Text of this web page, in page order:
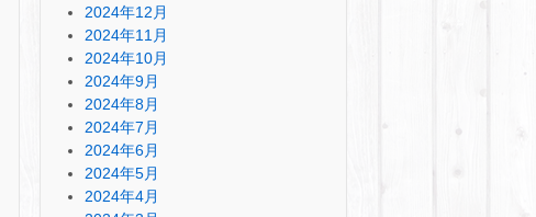
2024年12月
2024年11月
2024年10月
2024年9月
2024年8月
2024年7月
2024年6月
2024年5月
2024年4月